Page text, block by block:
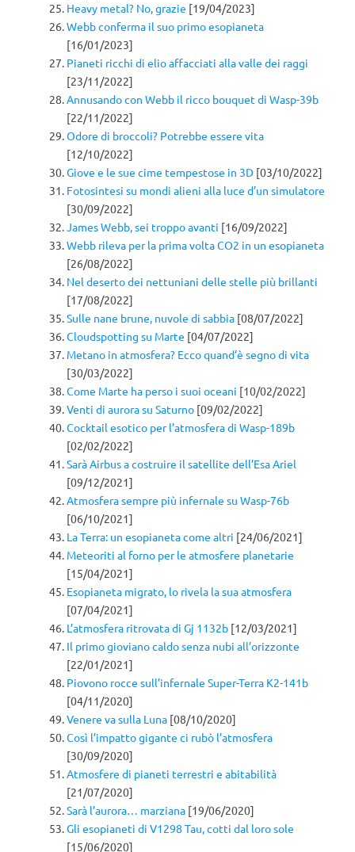
Heavy metal? No, grazie [19/04/2023]
Webb conferma il suo primo esopianeta
[16/01/2023]
Pianeti ricchi di elio affacciati alla valle dei raggi
[23/11/2022]
Annusando con Webb il ricco bouquet di Wasp-39b
[22/11/2022]
Odore di broccoli? Potrebbe essere vita
[12/10/2022]
Giove e le sue cime tempestose in 3D [03/10/2022]
Fotosintesi su mondi alieni alla luce d’un simulatore
[30/09/2022]
James Webb, sei troppo avanti [16/09/2022]
Webb rileva per la prima volta CO2 in un esopianeta
[26/08/2022]
Nel deserto dei nettuniani delle stelle più brillanti
[17/08/2022]
Sulle nane brune, nuvole di sabbia [08/07/2022]
Cloudspotting su Marte [04/07/2022]
Metano in atmosfera? Ecco quand’è segno di vita
[30/03/2022]
Come Marte ha perso i suoi oceani [10/02/2022]
Venti di aurora su Saturno [09/02/2022]
Cocktail esotico per l’atmosfera di Wasp-189b
[02/02/2022]
Sarà Airbus a costruire il satellite dell’Esa Ariel
[09/12/2021]
Atmosfera sempre più infernale su Wasp-76b
[06/10/2021]
La Terra: un esopianeta come altri [24/06/2021]
Meteoriti al forno per le atmosfere planetarie
[15/04/2021]
Esopianeta migrato, lo rivela la sua atmosfera
[07/04/2021]
L’atmosfera ritrovata di Gj 1132b [12/03/2021]
Il primo gioviano caldo senza nubi all’orizzonte
[22/01/2021]
Piovono rocce sull’infernale Super-Terra K2-141b
[04/11/2020]
Venere va sulla Luna [08/10/2020]
Così l’impatto gigante ci rubò l’atmosfera
[30/09/2020]
Atmosfere di pianeti terrestri e abitabilità
[21/07/2020]
Sarà l’aurora… marziana [19/06/2020]
Gli esopianeti di V1298 Tau, cotti dal loro sole
[15/06/2020]